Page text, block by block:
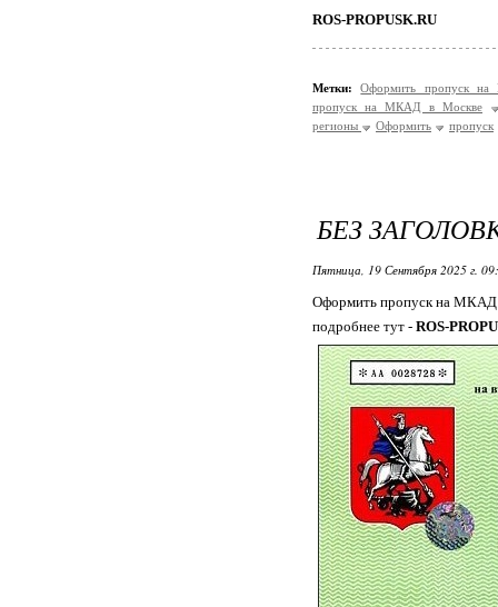
ROS-PROPUSK.RU
Метки:
Оформить пропуск
пропуск на МКАД в Москве
регионы
Оформить пропуск
БЕЗ
Пятница, 19 Сентября 2025 г.
Оформить пропуск на МКАД
подробнее тут - ROS-